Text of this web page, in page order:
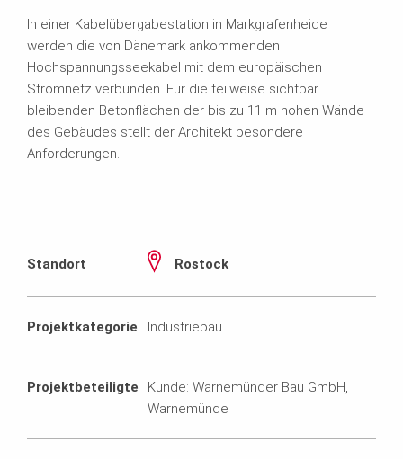
In einer Kabelübergabestation in Markgrafenheide
werden die von Dänemark ankommenden
Hochspannungsseekabel mit dem europäischen
Stromnetz verbunden. Für die teilweise sichtbar
bleibenden Betonflächen der bis zu 11 m hohen Wände
des Gebäudes stellt der Architekt besondere
Anforderungen.
Standort Rostock
Projektkategorie Industriebau
Projektbeteiligte
Kunde: Warnemünder Bau GmbH,
Warnemünde